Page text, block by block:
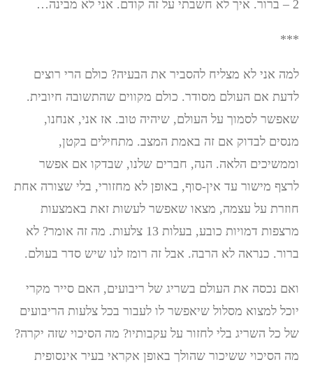
2 – ברור. איך לא חשבתי על זה קודם. אני לא מבינה…
***
למה אני לא מצליח להסביר את הבעיה? כולם הרי רוצים
לדעת אם העולם מסודר. כולם מקווים שהתשובה חיובית.
שאפשר לסמוך על העולם, שיהיה טוב. אז אני, אנחנו,
מנסים לבדוק אם זה באמת המצב. מתחילים בקטן,
וממשיכים הלאה. הנה, חברים שלנו, שבדקו אם אפשר
לרצף מישור עד אין-סוף, באופן לא מחזורי, בלי שצורה אחת
חוזרת על עצמה, מצאו שאפשר לעשות זאת באמצעות
מרצפות דמויות כובע, בעלות 13 צלעות. מה זה אומר? לא
ברור. כנראה לא הרבה. אבל זה רומז לנו שיש סדר בעולם.
ואם נכסה את העולם בשריג של ריבועים, האם סייר מקרי
יוכל למצוא מסלול שיאפשר לו לעבור בכל צלעות הריבועים
של כל השריג בלי לחזור על עקבותיו? מה הסיכוי שזה יקרה?
מה הסיכוי ששיכור שהולך באופן אקראי בעיר אינסופית